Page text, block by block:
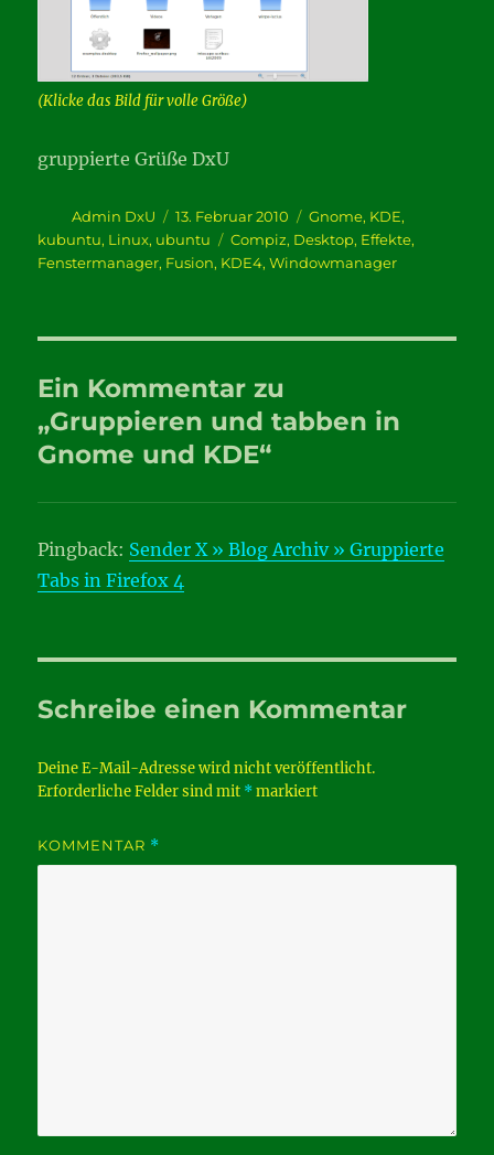
(Klicke das Bild für volle Größe)
gruppierte Grüße DxU
Autor
Admin DxU
Veröffentlicht
am
13. Februar 2010 Kategorien
Gnome, KDE,
kubuntu, Linux, ubuntu Schlagwörter
Compiz, Desktop, Effekte,
Fenstermanager, Fusion, KDE4,Windowmanager
Ein Kommentar zu
„Gruppieren und tabben in
Gnome und KDE“
Pingback: Sender X » Blog Archiv » Gruppierte
Tabs in Firefox 4
Schreibe einen Kommentar
Deine E-Mail-Adresse wird nicht veröffentlicht.
Erforderliche Felder sind mit *markiert
KOMMENTAR *